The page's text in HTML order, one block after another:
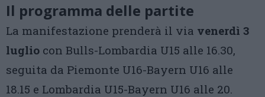
Il programma delle partite
La manifestazione prenderà il via venerdì 3
luglio con Bulls-Lombardia U15 alle 16.30,
seguita da Piemonte U16-Bayern U16 alle
18.15 e Lombardia U15-Bayern U16 alle 20.